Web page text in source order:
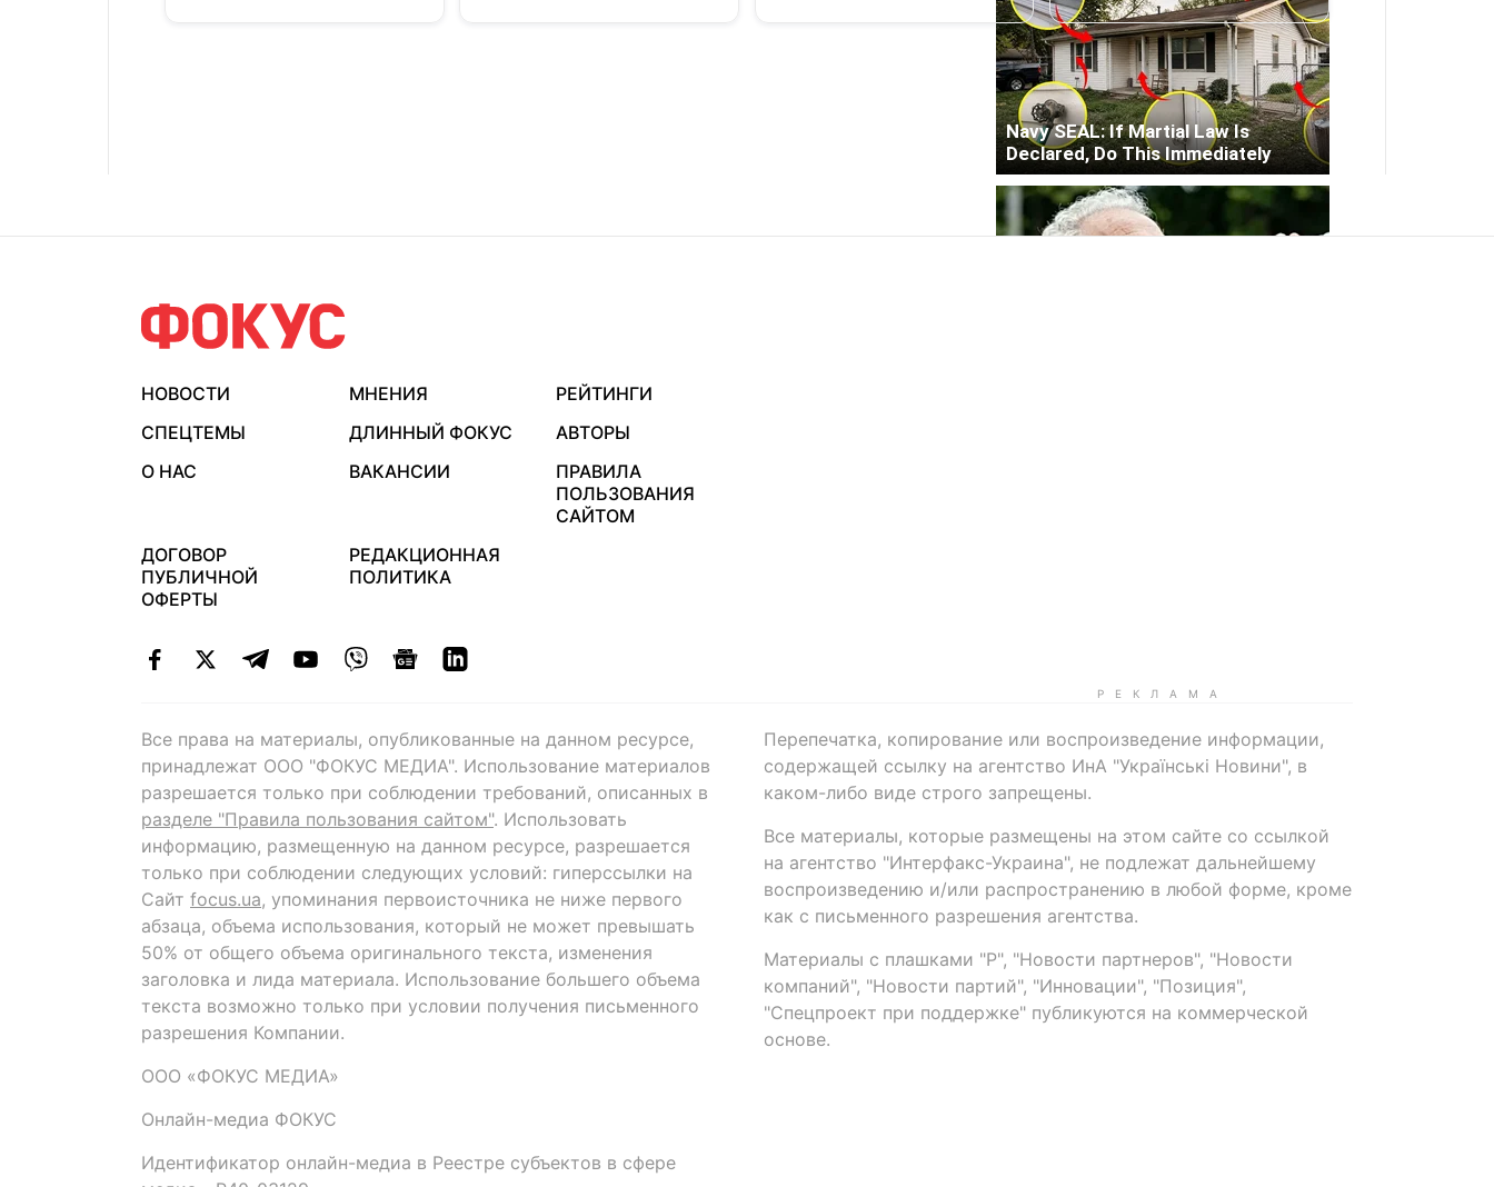
НОВОСТИ МНЕНИЯ
РЕЙТИНГИ
СПЕЦТЕМЫ
ДЛИННЫЙ ФОКУС
АВТОРЫ
О НАС
ВАКАНСИИ
ПРАВИЛА
ПОЛЬЗОВАНИЯ
САЙТОМ
ДОГОВОР
ПУБЛИЧНОЙ
ОФЕРТЫ
РЕДАКЦИОННАЯ
ПОЛИТИКА
Все права на материалы, опубликованные на данном ресурсе,
принадлежат ООО "ФОКУС МЕДИА". Использование материалов
разрешается только при соблюдении требований, описанных в
разделе "Правила пользования сайтом". Использовать
информацию, размещенную на данном ресурсе, разрешается
только при соблюдении следующих условий: гиперссылки на
Сайт focus.ua, упоминания первоисточника не ниже первого
абзаца, объема использования, который не может превышать
50% от общего объема оригинального текста, изменения
заголовка и лида материала. Использование большего объема
текста возможно только при условии получения письменного
разрешения Компании.
ООО «ФОКУС МЕДИА»
Онлайн-медиа ФОКУС
Идентификатор онлайн-медиа в Реестре субъектов в сфере
Перепечатка, копирование или воспроизведение информации,
содержащей ссылку на агентство ИнА "Українські Новини", в
каком-либо виде строго запрещены.
Все материалы, которые размещены на этом сайте со ссылкой
на агентство "Интерфакс-Украина", не подлежат дальнейшему
воспроизведению и/или распространению в любой форме, кроме
как с письменного разрешения агентства.
Материалы с плашками "Р", "Новости партнеров", "Новости
компаний", "Новости партий", "Инновации", "Позиция",
"Спецпроект при поддержке" публикуются на коммерческой
основе.